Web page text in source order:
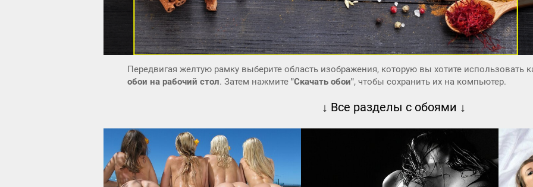
Передвигая желтую рамку выберите область изображения, которую вы хотите использовать
обои на рабочий стол. Затем нажмите "Скачать обои", чтобы сохранить их на компьютер.
↓ Все разделы с обоями ↓